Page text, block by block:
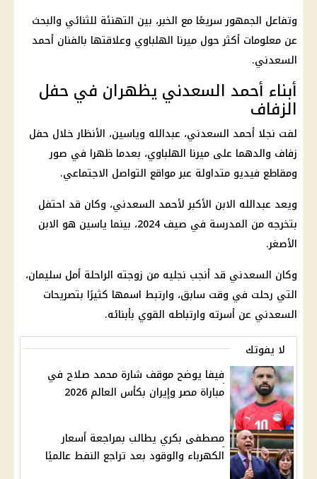
وتفاعل الجمهور سريعًا مع الخبر، بين التهنئة للثنائي والبحث
عن معلومات أكثر حول ميرنا الهلباوي وعلاقتها بالفنان أحمد
السعدني.
أبناء أحمد السعدني يظهران في حفل
الزفاف
لفت نجلا أحمد السعدني، عبدالله وياسين، الأنظار خلال حفل
زفاف والدهما على ميرنا الهلباوي، بعدما ظهرا في صور
ومقاطع فيديو متداولة عبر مواقع التواصل الاجتماعي.
ويعد عبدالله الابن الأكبر لأحمد السعدني، وكان قد احتفل
بتخرجه من المدرسة في صيف 2024، بينما ياسين هو الابن
الأصغر.
وكان السعدني قد أنجب نجليه من زوجته الراحلة أمل سليمان،
التي رحلت في وقت سابق، وارتبط اسمها كثيرًا بتصريحات
السعدني عن أسرته وارتباطه القوي بأبنائه.
لا يفوتك
فيفا يوضح موقف شارة محمد صلاح في
مباراة مصر وإيران بكأس العالم 2026
مصطفى بكري يطالب بمراجعة أسعار
الكهرباء والوقود بعد تراجع النفط عالميًا